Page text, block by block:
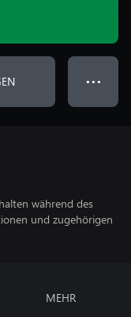
● ● ●
während des
und zugehörigen
MEHR